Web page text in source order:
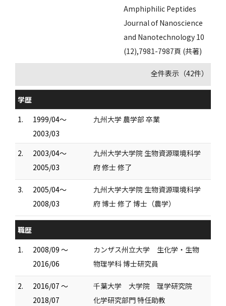
Amphiphilic Peptides
Journal of Nanoscience
and Nanotechnology 10
(12),7981-7987頁 (共著)
全件表示（42件）
学歴
1.
1999/04～
2003/03
九州大学 農学部 卒業
2.
2003/04～
2005/03
九州大学大学院 生物資源環境科学
府 修士 修了
3.
2005/04～
2008/03
九州大学大学院 生物資源環境科学
府 博士 修了 博士（農学）
職歴
1.
2008/09 ～
2016/06
カンザス州立大学 生化学・生物
物理学科 博士研究員
2.
2016/07 ～
2018/07
千葉大学 大学院 理学研究院
化学研究部門 特任助教